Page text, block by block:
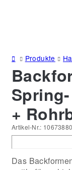
Produkte
+
Artikel-Nr.:
Das